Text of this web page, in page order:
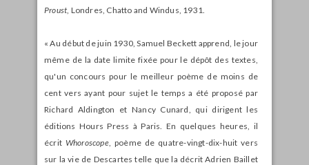
Proust , Londres, Chatto and Windus, 1931.
« Au début de juin 1930, Samuel Beckett apprend, le jour
même de la date limite fixée pour le dépôt des textes,
qu'un concours pour le meilleur poème de moins de
cent vers ayant pour sujet le temps a été proposé par
Richard Aldington et Nancy Cunard, qui dirigent les
éditions Hours Press à Paris. En quelques heures, il
écrit Whoroscope, poème de quatre-vingt-dix-huit vers
sur la vie de Descartes telle que la décrit Adrien Baillet